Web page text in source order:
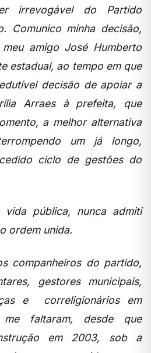
irrevogável do Partido
Comunico minha decisão,
amigo José Humberto
estadual, ao tempo em que
decisão de apoiar a
Arraes à prefeita, que
a melhor alternativa
um já longo,
ciclo de gestões do
pública, nunca admiti
ordem unida.
companheiros do partido,
gestores municipais,
e correligionários em
faltaram, desde que
em 2003, sob a